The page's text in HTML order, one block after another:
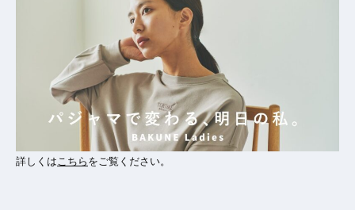
詳しくは こちら をご覧ください。